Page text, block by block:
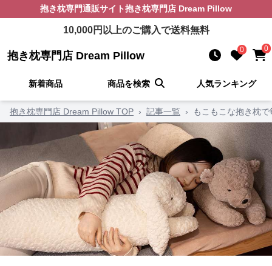
抱き枕専門通販サイト抱き枕専門店 Dream Pillow
10,000円以上のご購入で送料無料
抱き枕専門店 Dream Pillow 0 0
新着商品 商品を検索 人気ランキング
抱き枕専門店 Dream Pillow TOP › 記事一覧 › もこもこな抱き枕